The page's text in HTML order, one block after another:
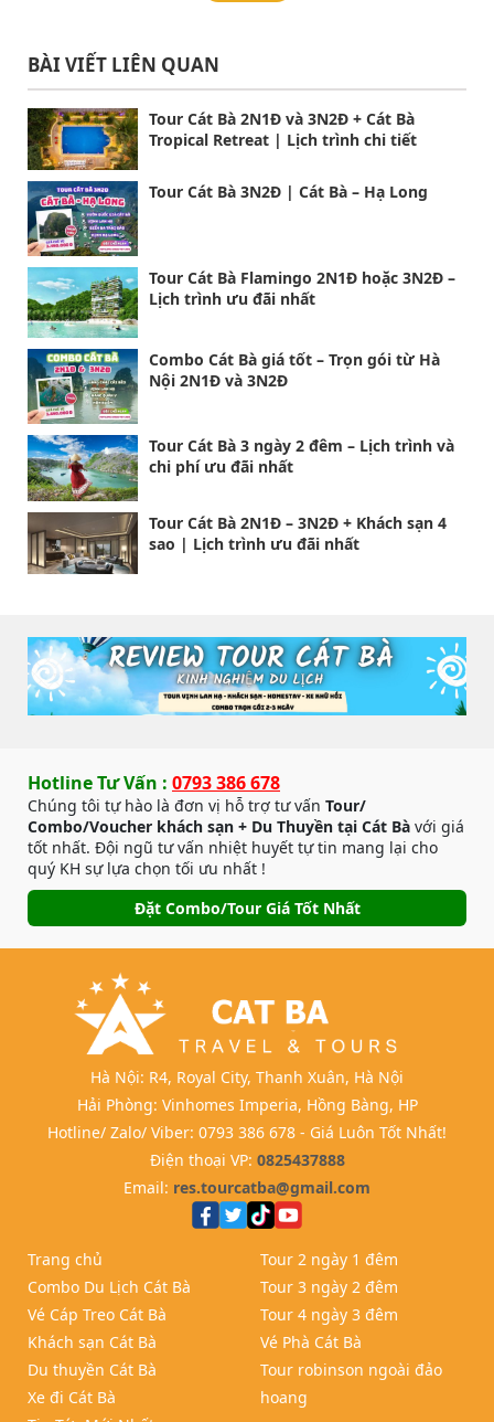
BÀI VIẾT LIÊN QUAN
Tour Cát Bà 2N1Đ và 3N2Đ + Cát Bà
Tropical Retreat | Lịch trình chi tiết
Tour Cát Bà 3N2Đ | Cát Bà – Hạ Long
Tour Cát Bà Flamingo 2N1Đ hoặc 3N2Đ –
Lịch trình ưu đãi nhất
Combo Cát Bà giá tốt – Trọn gói từ Hà
Nội 2N1Đ và 3N2Đ
Tour Cát Bà 3 ngày 2 đêm – Lịch trình và
chi phí ưu đãi nhất
Tour Cát Bà 2N1Đ – 3N2Đ + Khách sạn 4
sao | Lịch trình ưu đãi nhất
Hotline Tư Vấn : 0793 386 678
Chúng tôi tự hào là đơn vị hỗ trợ tư vấn Tour/
Combo/Voucher khách sạn + Du Thuyền tại Cát Bà với giá
tốt nhất. Đội ngũ tư vấn nhiệt huyết tự tin mang lại cho
quý KH sự lựa chọn tối ưu nhất !
Đặt Combo/Tour Giá Tốt Nhất
Hà Nội: R4, Royal City, Thanh Xuân, Hà Nội
Hải Phòng: Vinhomes Imperia, Hồng Bàng, HP
Hotline/ Zalo/ Viber: 0793 386 678 - Giá Luôn Tốt Nhất!
Điện thoại VP: 0825437888
Email: res.tourcatba@gmail.com
Trang chủ
Combo Du Lịch Cát Bà
Vé Cáp Treo Cát Bà
Khách sạn Cát Bà
Du thuyền Cát Bà
Xe đi Cát Bà
Tour 2 ngày 1 đêm
Tour 3 ngày 2 đêm
Tour 4 ngày 3 đêm
Vé Phà Cát Bà
Tour robinson ngoài đảo
hoang